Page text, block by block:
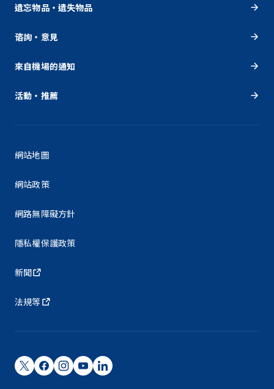
遺忘物品・遺失物品
谘詢・意見
來自機場的通知
活動・推薦
網站地圖
網站政策
網路無障礙方針
隱私權保護政策
新聞
法規等